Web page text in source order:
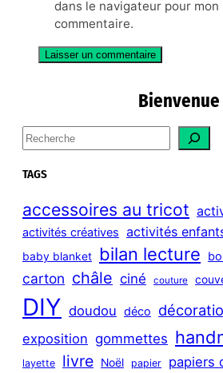
dans le navigateur pour mon
commentaire.
Bienvenue
S
e
a
c
h
TAGS
accessoires au tricot
activités créatives activités
baby blanket bilan lecture
carton châle ciné couture
DIY doudou déco
exposition gommettes
layette livre Noël papier papiers